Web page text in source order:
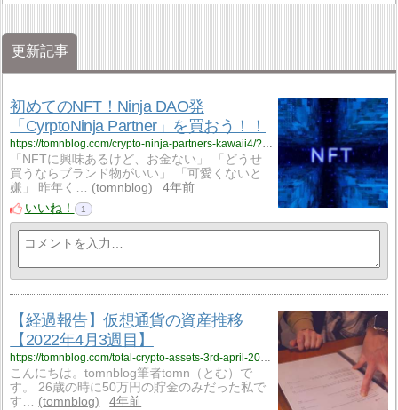
更新記事
初めてのNFT！Ninja DAO発
「CyrptoNinja Partner」を買おう！！
https://tomnblog.com/crypto-ninja-partners-kawaii4/?utm_source=rss&utm_medium=rss&utm_campaign=crypto-ninja-partners-kawaii4
「NFTに興味あるけど、お金ない」 「どうせ
買うならブランド物がいい」 「可愛くないと
嫌」 昨年く…
tomnblog
4年前
いいね！
1
【経過報告】仮想通貨の資産推移
【2022年4月3週目】
https://tomnblog.com/total-crypto-assets-3rd-april-2022/?utm_source=rss&utm_medium=rss&utm_campaign=total-crypto-assets-3rd-april-2022
こんにちは。tomnblog筆者tomn（とむ）で
す。 26歳の時に50万円の貯金のみだった私で
す…
tomnblog
4年前